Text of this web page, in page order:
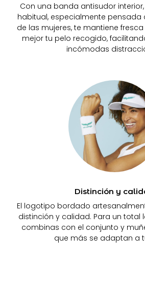
Con una banda antisudor
habitual, especialmente pensada
de las mujeres, te mantiene
mejor tu pelo recogido,
incómodas
Distinción y
El logotipo bordado
distinción y calidad. Para un total
combinas con el conjunto y
que más se adaptan a